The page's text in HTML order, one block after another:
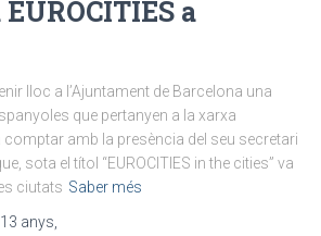
a
lloc a l’Ajuntament de Barcelona una
que pertanyen a la xarxa
comptar amb la presència del seu secretari
sota el títol “EUROCITIES in the cities” va
ciutats Saber més
13 anys